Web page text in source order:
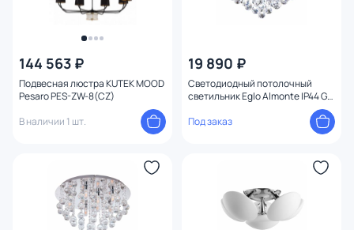
144 563 ₽
Подвесная люстра KUTEK MOOD
Pesaro PES-ZW-8(CZ)
В наличии 1 шт.
19 890 ₽
Светодиодный потолочный
светильник Eglo Almonte IP44 G9
Под заказ
Материал плафона
Материал
Цвет плафона
Высота (мм)